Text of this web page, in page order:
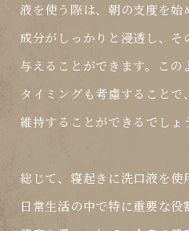
液を使う際は、朝の支度を
成分がしっかりと浸透し、
与えることができます。この
タイミングも考慮すること
維持することができるでしょ
総じて、 寝起き に洗口液を使
日常生活の中で特に重要な